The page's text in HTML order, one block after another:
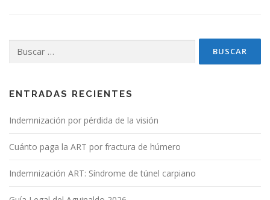
ENTRADAS RECIENTES
Indemnización por pérdida de la visión
Cuánto paga la ART por fractura de húmero
Indemnización ART: Síndrome de túnel carpiano